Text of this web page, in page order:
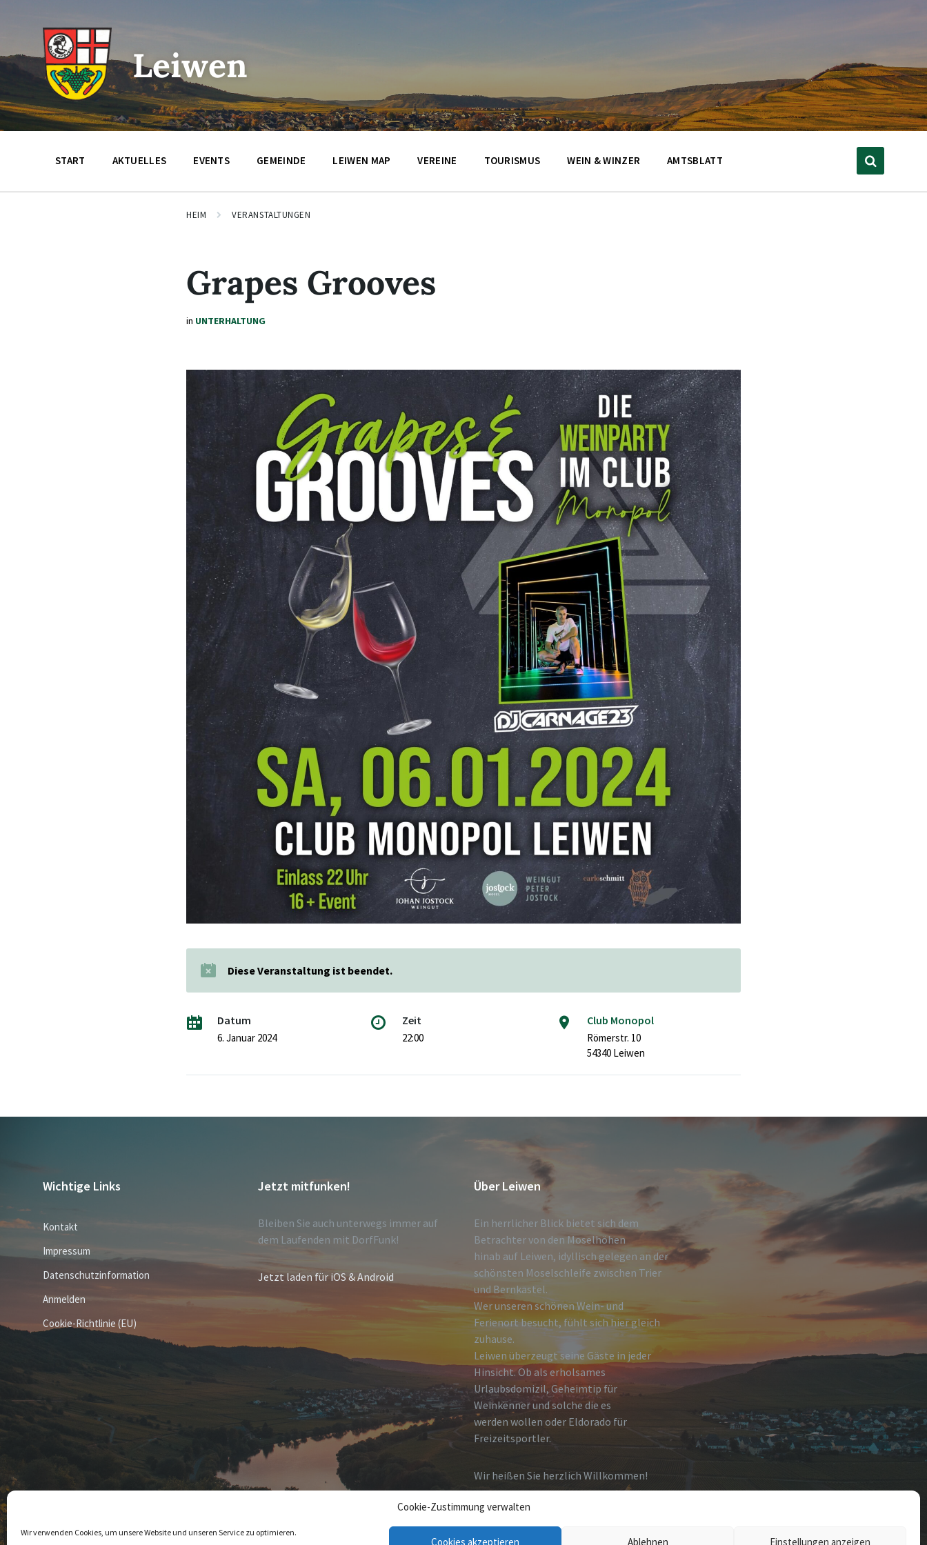
Cookie-Zustimmung verwalten
Wir verwenden Cookies, um unsere Website und unseren Service zu optimieren.
Cookies akzeptieren Ablehnen Einstellungen anzeigen
Leiwen
START AKTUELLES EVENTS GEMEINDE LEIWEN MAP VEREINE TOURISMUS WEIN & WINZER AMTSBLATT
HEIM VERANSTALTUNGEN
Grapes Grooves
in UNTERHALTUNG
Diese Veranstaltung ist beendet.
Datum
6. Januar 2024
Zeit
22:00
Club Monopol
Römerstr. 10
54340 Leiwen
Wichtige Links
Kontakt
Impressum
Datenschutzinformation
Anmelden
Cookie-Richtlinie (EU)
Jetzt mitfunken!
Bleiben Sie auch unterwegs immer auf
dem Laufenden mit DorfFunk!
Jetzt laden für iOS & Android
Über Leiwen
Ein herrlicher Blick bietet sich dem
Betrachter von den Moselhöhen
hinab auf Leiwen, idyllisch gelegen an der
schönsten Moselschleife zwischen Trier
und Bernkastel.
Wer unseren schönen Wein- und
Ferienort besucht, fühlt sich hier gleich
zuhause.
Leiwen überzeugt seine Gäste in jeder
Hinsicht. Ob als erholsames
Urlaubsdomizil, Geheimtip für
Weinkenner und solche die es
werden wollen oder Eldorado für
Freizeitsportler.
Wir heißen Sie herzlich Willkommen!